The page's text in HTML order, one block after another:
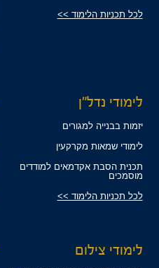
לכל תכניות הלימוד >>
לימודי נדל"ן
יזמות בבנייה למגורים
לימודי שמאות מקרקעין
תכנית הסבת אקדמאים למודדים
מוסמכים
לכל תכניות הלימוד >>
לימודי צילום